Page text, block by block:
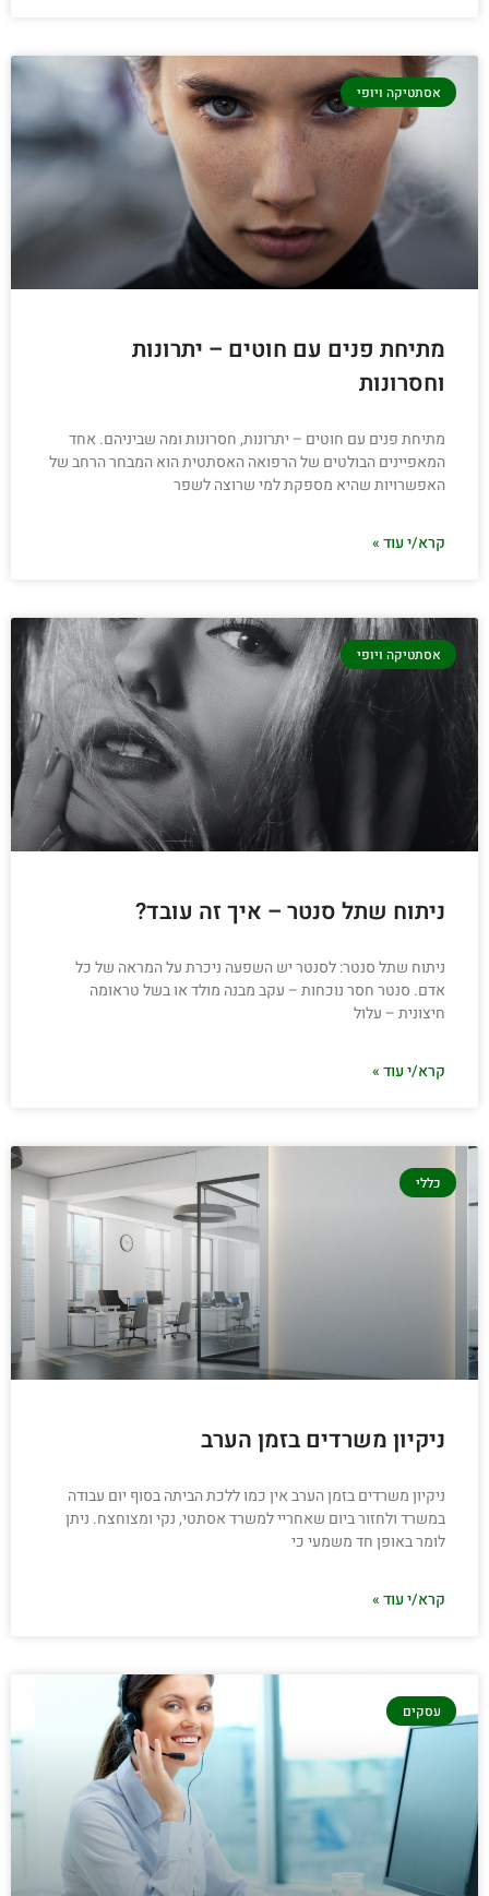
אסתטיקה ויופי
מתיחת פנים עם חוטים – יתרונות
וחסרונות
מתיחת פנים עם חוטים – יתרונות, חסרונות ומה שביניהם. אחד
המאפיינים הבולטים של הרפואה האסתטית הוא המבחר הרחב של
האפשרויות שהיא מספקת למי שרוצה לשפר
קרא/י עוד »
אסתטיקה ויופי
ניתוח שתל סנטר – איך זה עובד?
ניתוח שתל סנטר: לסנטר יש השפעה ניכרת על המראה של כל
אדם. סנטר חסר נוכחות – עקב מבנה מולד או בשל טראומה
חיצונית – עלול
קרא/י עוד »
כללי
ניקיון משרדים בזמן הערב
ניקיון משרדים בזמן הערב אין כמו ללכת הביתה בסוף יום עבודה
במשרד ולחזור ביום שאחריי למשרד אסתטי, נקי ומצוחצח. ניתן
לומר באופן חד משמעי כי
קרא/י עוד »
עסקים